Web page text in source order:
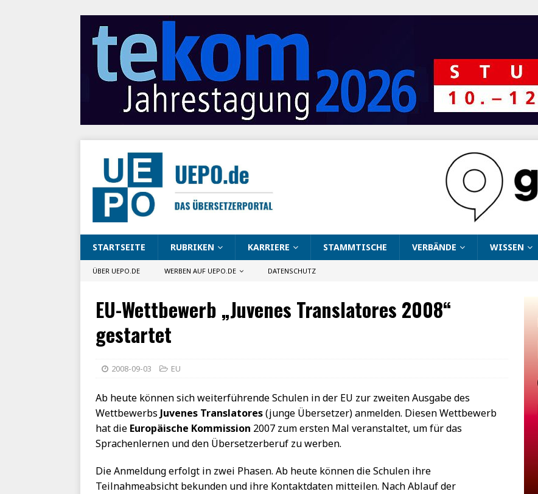
STARTSEITE RUBRIKEN KARRIERE STAMMTISCHE VERBÄNDE WISSEN
ÜBER UEPO.DE WERBEN AUF UEPO.DE DATENSCHUTZ
EU-Wettbewerb „Juvenes Translatores 2008“
gestartet
2008-09-03 EU
Ab heute können sich weiterführende Schulen in der EU zur zweiten Ausgabe des
Wettbewerbs Juvenes Translatores(junge Übersetzer) anmelden. Diesen Wettbewerb
hat die Europäische Kommission 2007 zum ersten Mal veranstaltet, um für das
Sprachenlernen und den Übersetzerberuf zu werben.
Die Anmeldung erfolgt in zwei Phasen. Ab heute können die Schulen ihre
Teilnahmeabsicht bekunden und ihre Kontaktdaten mitteilen. Nach Ablauf der